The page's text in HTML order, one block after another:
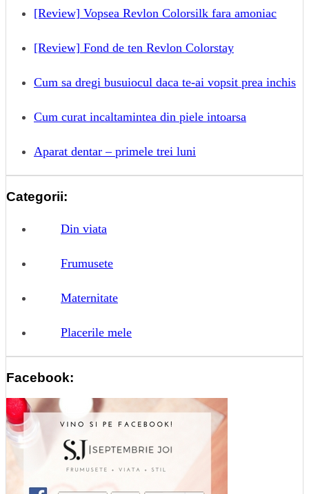
[Review] Vopsea Revlon Colorsilk fara amoniac
[Review] Fond de ten Revlon Colorstay
Cum sa dregi busuiocul daca te-ai vopsit prea inchis
Cum curat incaltamintea din piele intoarsa
Aparat dentar – primele trei luni
Categorii:
Din viata
Frumusete
Maternitate
Placerile mele
Facebook: